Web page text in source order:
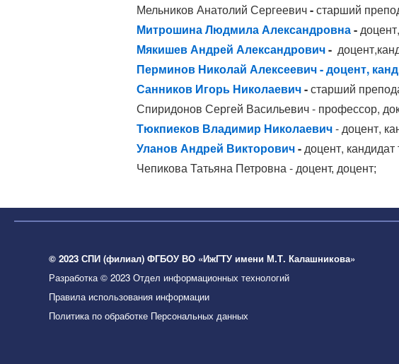
Мельников Анатолий Сергеевич-старший
Митрошина Людмила Александровна-
Мякишев Андрей Александрович-
Перминов Николай Алексеевич - доцент,
Санников Игорь Николаевич-старший
Спиридонов Сергей Васильевич - профессор,
Тюкпиеков Владимир Николаевич-доцент,
Уланов Андрей Викторович-доцент, кандидат
Чепикова Татьяна Петровна -доцент, доцент;
© 2023 СПИ (филиал) ФГБОУ ВО «ИжГТУ имени М.Т. Калашникова»
Разработка © 2023 Отдел информационных технологий
Правила использования информации
Политика по обработке Персональных данных